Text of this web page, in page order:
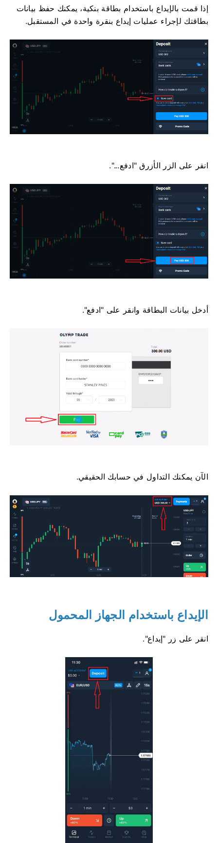
إذا قمت بالإيداع باستخدام بطاقة بنكية، يمكنك حفظ بيانات
بطاقتك لإجراء عمليات إيداع بنقرة واحدة في المستقبل.
انقر على الزر الأزرق "ادفع...".
أدخل بيانات البطاقة وانقر على "ادفع".
الآن يمكنك التداول في حسابك الحقيقي.
الإيداع باستخدام الجهاز المحمول
انقر على زر "إيداع".